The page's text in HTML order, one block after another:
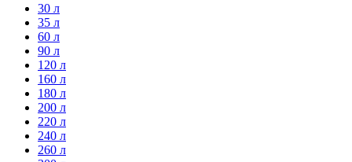
30 л
35 л
60 л
90 л
120 л
160 л
180 л
200 л
220 л
240 л
260 л